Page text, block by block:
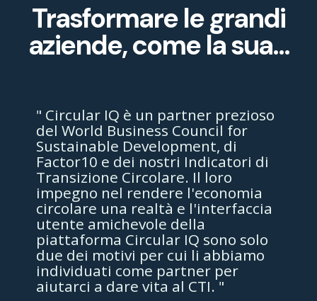
Trasformare le grandi
aziende, come la sua...
" Circular IQ è un partner prezioso
del World Business Council for
Sustainable Development, di
Factor10 e dei nostri Indicatori di
Transizione Circolare. Il loro
impegno nel rendere l'economia
circolare una realtà e l'interfaccia
utente amichevole della
piattaforma Circular IQ sono solo
due dei motivi per cui li abbiamo
individuati come partner per
aiutarci a dare vita al CTI. "